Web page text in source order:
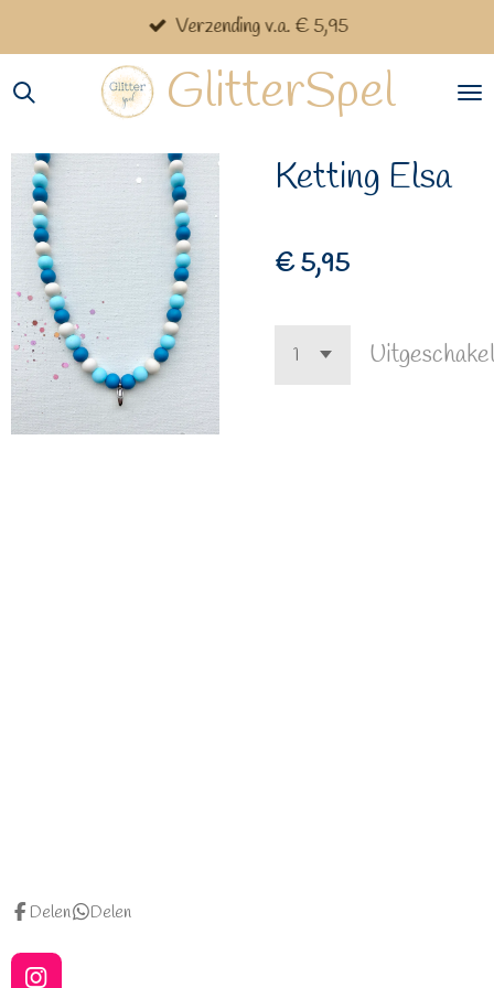
direct
naar
hoofdinhoud
GlitterSpel
Verzending v.a. € 5,95
Ketting Elsa
€ 5,95
Delen Delen